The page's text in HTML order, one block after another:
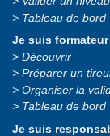
Tableau de bord
Je suis formateur
Découvrir
Préparer un
Organiser la
Tableau de bord
Je suis